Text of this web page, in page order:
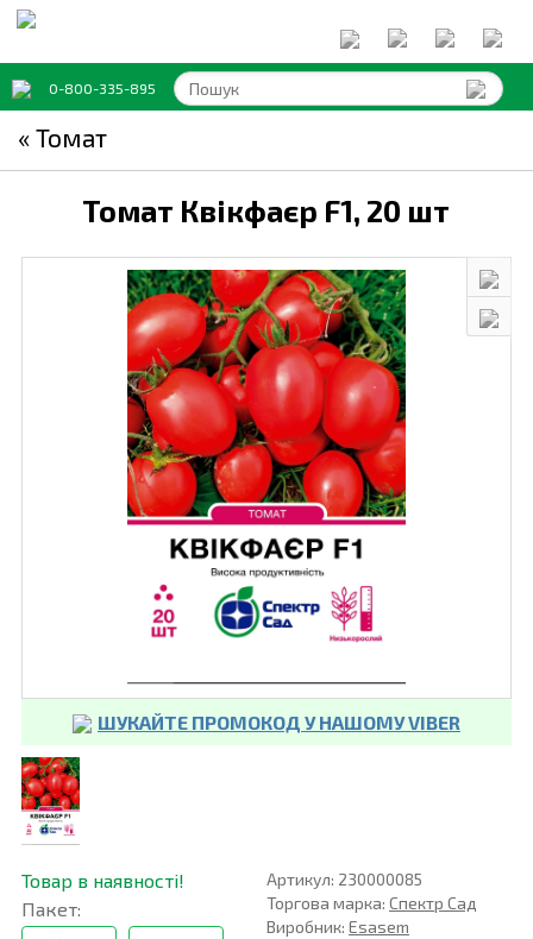
0-800-335-895
« Томат
Томат Квікфаєр F1, 20 шт
ШУКАЙТЕ ПРОМОКОД У НАШОМУ VIBER
Товар в наявності!
Пакет:
Артикул: 230000085
Торгова марка: Спектр Сад
Виробник: Esasem